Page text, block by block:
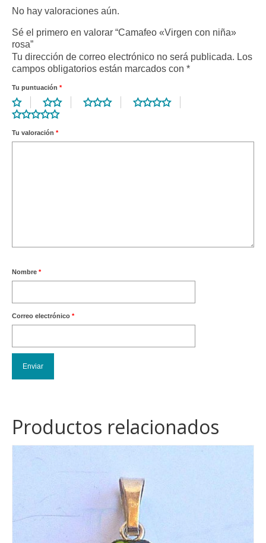
No hay valoraciones aún.
Sé el primero en valorar “Camafeo «Virgen con niña»
rosa”
Tu dirección de correo electrónico no será publicada. Los
campos obligatorios están marcados con *
Tu puntuación *
Tu valoración *
Nombre *
Correo electrónico *
Productos relacionados